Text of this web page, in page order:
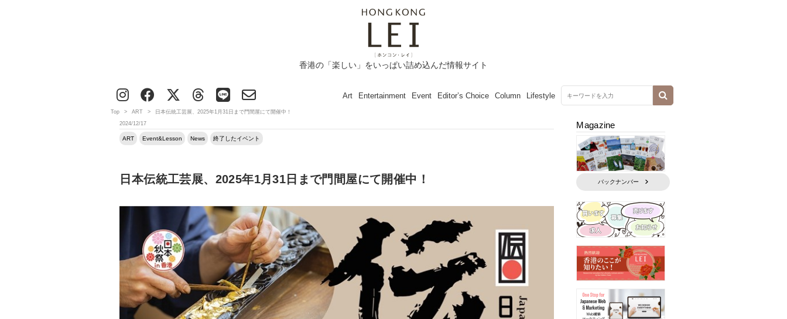
香港の「楽しい」をいっぱい詰め込んだ情報サイト
Art Entertainment Event Editor’s Choice Column Lifestyle
Top > ART >
日本伝統工芸展、2025年1月31日まで門間屋にて開催中！
2024/12/17
ART Event&Lesson News 終了したイベント
日本伝統工芸展、2025年1月31日まで門間屋にて開催中！
Magazine
バックナンバー